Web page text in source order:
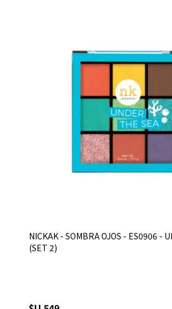
NICKAK - SOMBRA OJOS - ES0906 -
(SET 2)